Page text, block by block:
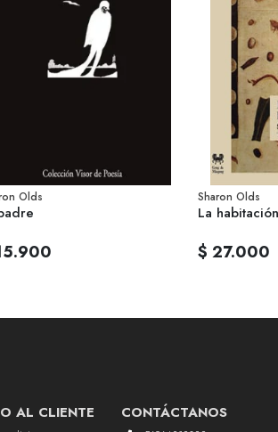
Olds Sharon Olds
La
$ 27.000
AL CLIENTE CONTÁCTANOS